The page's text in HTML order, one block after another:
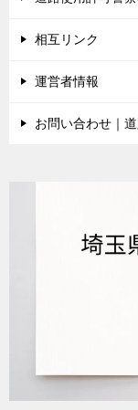
相互リンク
運営者情報
お問い合わせ｜